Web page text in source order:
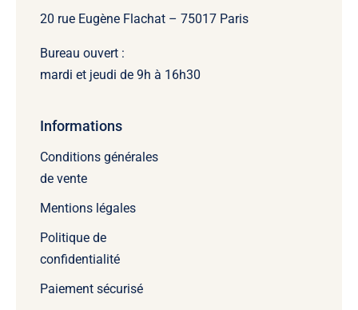
20 rue Eugène Flachat – 75017 Paris
Bureau ouvert :
mardi et jeudi de 9h à 16h30
Informations
Conditions générales
de vente
Mentions légales
Politique de
confidentialité
Paiement sécurisé